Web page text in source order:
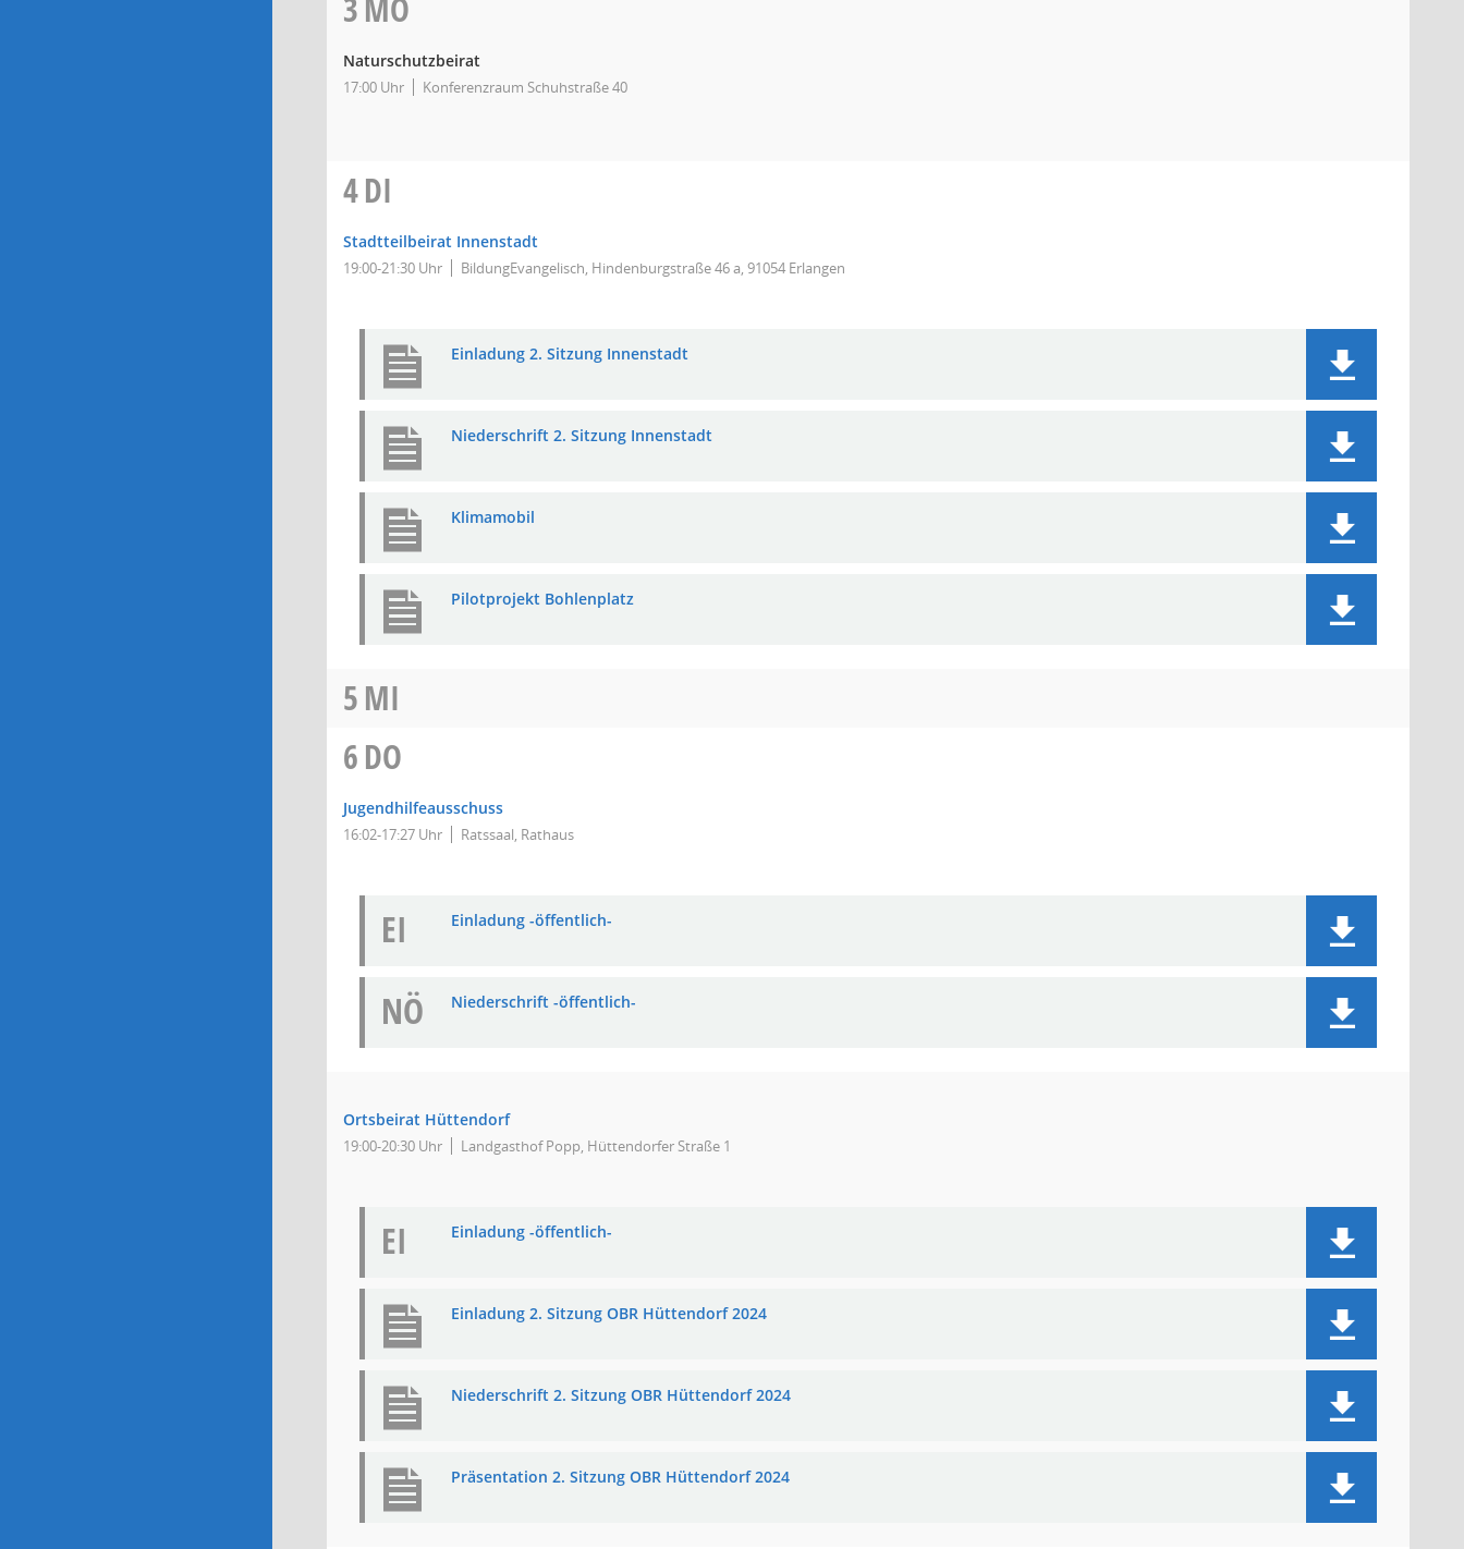
3MO
Naturschutzbeirat
17:00 Uhr Konferenzraum Schuhstraße 40
4DI
Stadtteilbeirat Innenstadt
19:00-21:30 Uhr BildungEvangelisch, Hindenburgstraße 46 a, 91054 Erlangen
Einladung 2. Sitzung Innenstadt
Niederschrift 2. Sitzung Innenstadt
Klimamobil
Pilotprojekt Bohlenplatz
5MI
6DO
Jugendhilfeausschuss
16:02-17:27 Uhr Ratssaal, Rathaus
EI Einladung -öffentlich-
NÖ Niederschrift -öffentlich-
Ortsbeirat Hüttendorf
19:00-20:30 Uhr Landgasthof Popp, Hüttendorfer Straße 1
EI Einladung -öffentlich-
Einladung 2. Sitzung OBR Hüttendorf 2024
Niederschrift 2. Sitzung OBR Hüttendorf 2024
Präsentation 2. Sitzung OBR Hüttendorf 2024